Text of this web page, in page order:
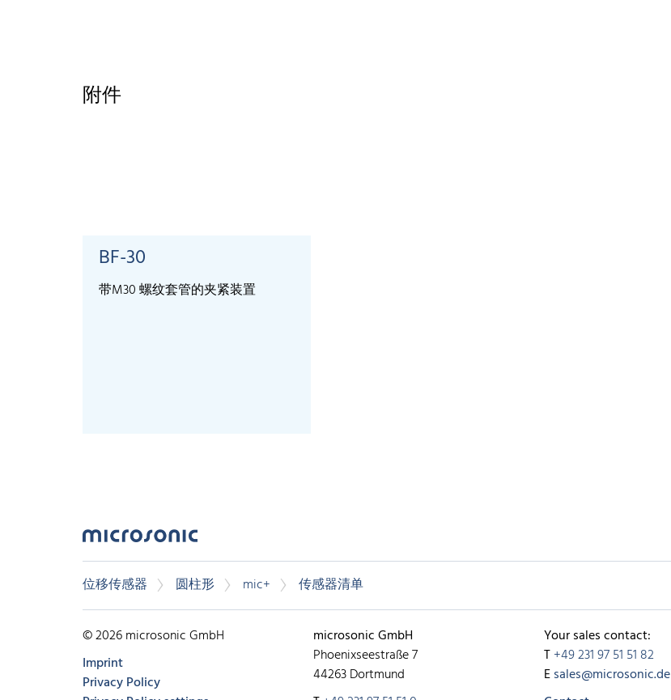
附件
BF-30
带M30 螺纹套管的夹紧装置
位移传感器 圆柱形 mic+ 传感器清单
© 2026 microsonic GmbH
Imprint
Privacy Policy
microsonic GmbH
Phoenixseestraße 7
44263 Dortmund
Your sales contact:
T+49 231 97 51 51 82
Esales@microsonic.de